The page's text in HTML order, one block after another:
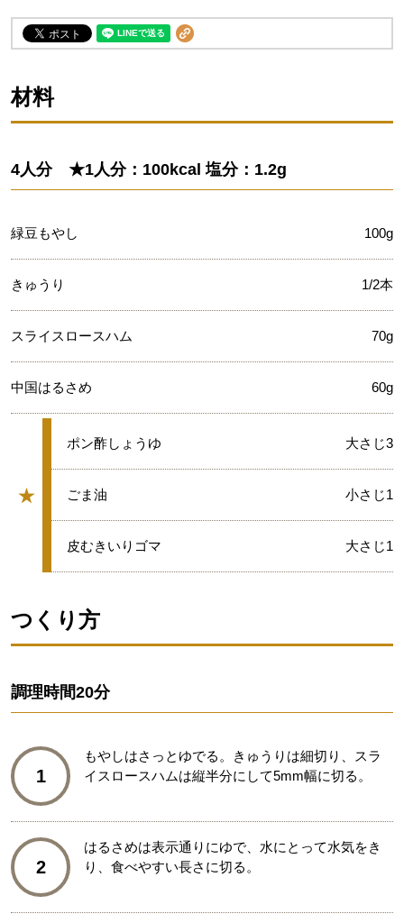
材料
4人分 ★1人分：100kcal 塩分：1.2g
緑豆もやし 100g
きゅうり 1/2本
スライスロースハム 70g
中国はるさめ 60g
★
グループ
★
ポン酢しょうゆ 大さじ3
★
ごま油 小さじ1
★
皮むきいりゴマ 大さじ1
つくり方
調理時間20分
1
もやしはさっとゆでる。きゅうりは細切り、スラ
イスロースハムは縦半分にして5mm幅に切る。
2
はるさめは表示通りにゆで、水にとって水気をき
り、食べやすい長さに切る。